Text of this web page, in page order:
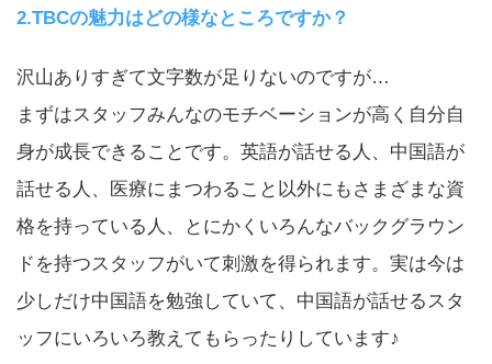
2.TBCの魅力はどの様なところですか？
沢山ありすぎて文字数が足りないのですが…
まずはスタッフみんなのモチベーションが高く自分自
身が成長できることです。英語が話せる人、中国語が
話せる人、医療にまつわること以外にもさまざまな資
格を持っている人、とにかくいろんなバックグラウン
ドを持つスタッフがいて刺激を得られます。実は今は
少しだけ中国語を勉強していて、中国語が話せるスタ
ッフにいろいろ教えてもらったりしています♪